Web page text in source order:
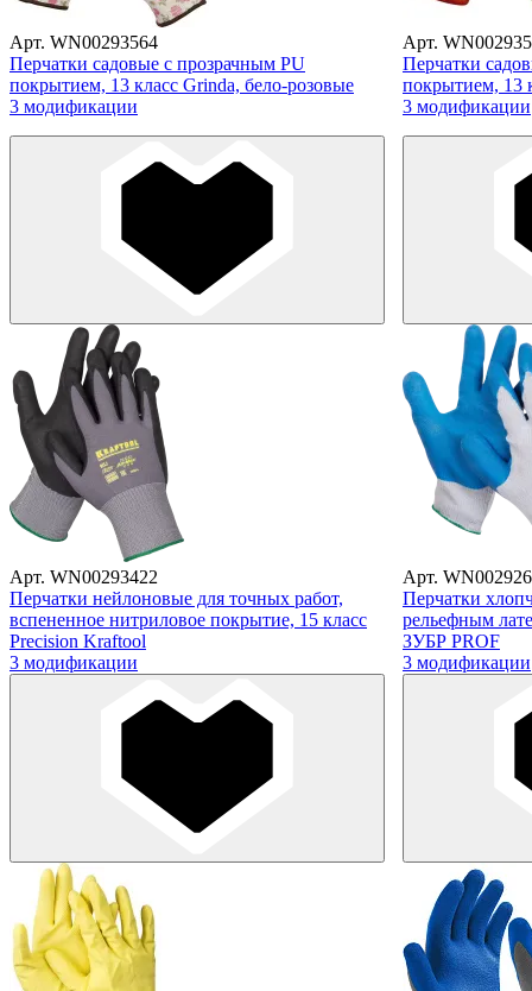
Арт. WN00293564
Перчатки садовые с прозрачным PU
покрытием, 13 класс Grinda, бело-розовые
3 модификации
Арт.
Перчатки
покрытием, 13
3 модификации
Арт. WN00293422
Перчатки нейлоновые для точных работ,
вспененное нитриловое покрытие, 15 класс
Precision Kraftool
3 модификации
Арт.
Перчатки
рельефным
ЗУБР PROF
3 модификации